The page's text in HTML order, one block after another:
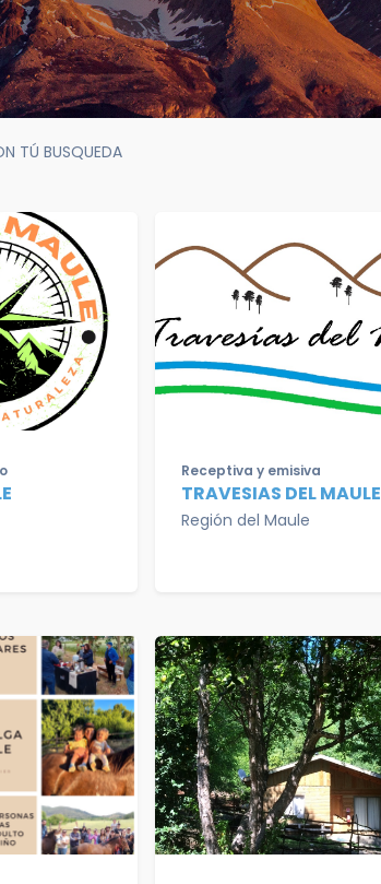
TÚ BUSQUEDA
Receptiva y emisiva
TRAVESIAS DEL MAULE
Región del Maule